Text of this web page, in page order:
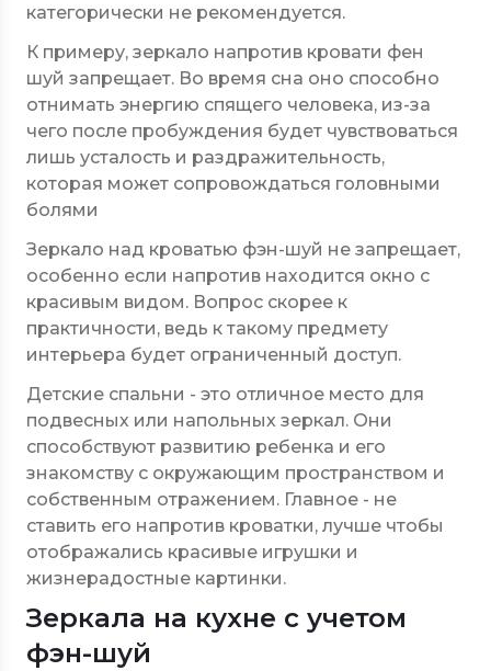
категорически не рекомендуется.
К примеру, зеркало напротив кровати фен
шуй запрещает. Во время сна оно способно
отнимать энергию спящего человека, из-за
чего после пробуждения будет чувствоваться
лишь усталость и раздражительность,
которая может сопровождаться головными
болями
Зеркало над кроватью фэн-шуй не запрещает,
особенно если напротив находится окно с
красивым видом. Вопрос скорее к
практичности, ведь к такому предмету
интерьера будет ограниченный доступ.
Детские спальни - это отличное место для
подвесных или напольных зеркал. Они
способствуют развитию ребенка и его
знакомству с окружающим пространством и
собственным отражением. Главное - не
ставить его напротив кроватки, лучше чтобы
отображались красивые игрушки и
жизнерадостные картинки.
Зеркала на кухне с учетом
фэн-шуй